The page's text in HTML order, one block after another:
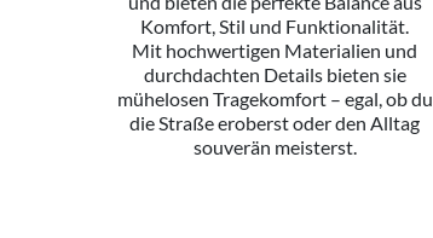
Komfort, Stil und Funktionalität.
Mit hochwertigen Materialien und
durchdachten Details bieten sie
mühelosen Tragekomfort – egal, ob du
die Straße eroberst oder den Alltag
souverän meisterst.